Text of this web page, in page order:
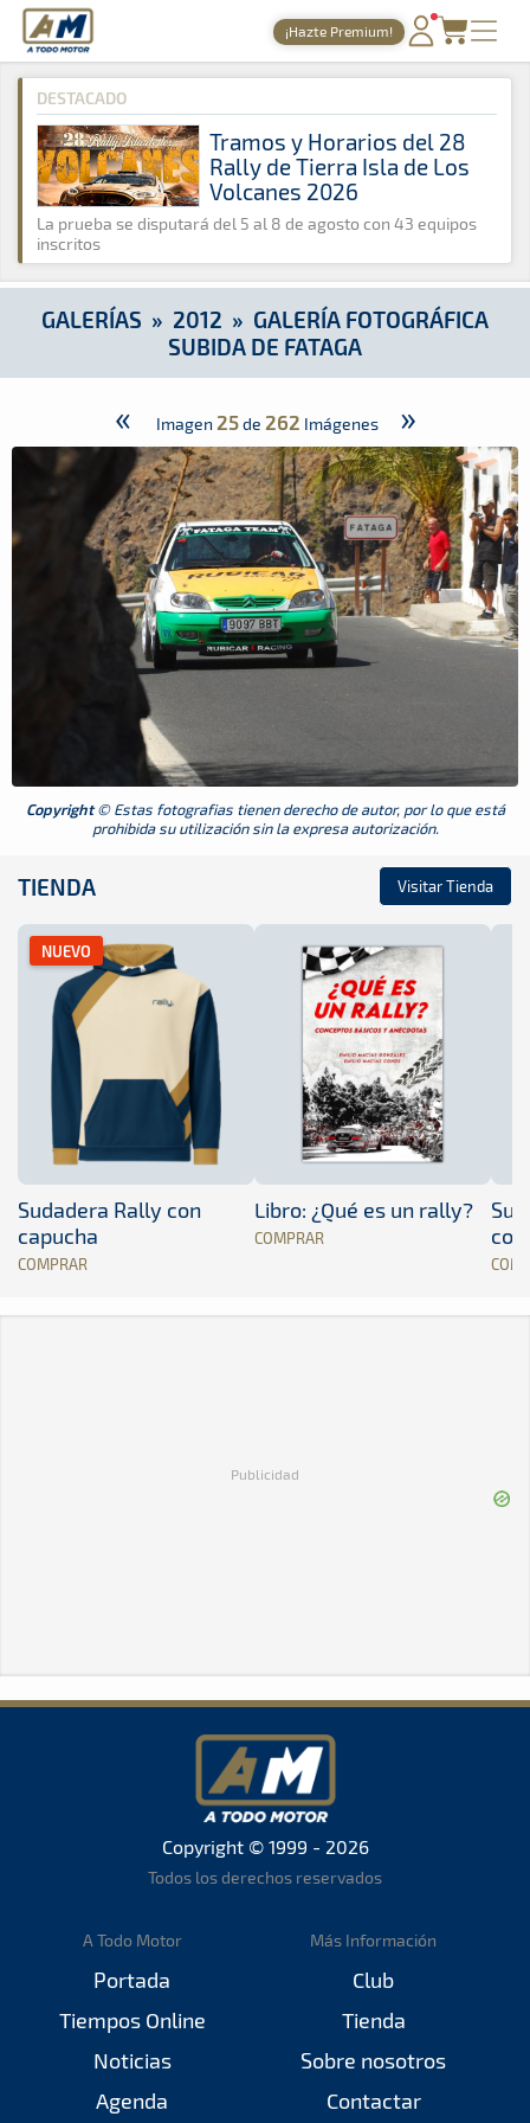
A Todo Motor · Revista del motor desde 1999
¡Hazte Premium!
PORTADA
TIEMPOS ONLINE
NOTICIAS
AGENDA
GALERÍAS
TIENDA
A Todo Motor » Galerías » 2012 » Galería Fotográfica Subida
DESTACADO
Tramos y Horarios del 28
Rally de Tierra Isla de Los
Volcanes 2026
La prueba se disputará del 5 al 8 de agosto con 43 equipos
inscritos
GALERÍAS » 2012 » GALERÍA FOTOGRÁFICA
SUBIDA DE FATAGA
« Imagen 25de 262 Imágenes »
Copyright© Estas fotografias tienen derecho de autor, por lo que está
prohibida su utilización sin la expresa autorización.
TIENDA Visitar Tienda
NUEVO
Sudadera Rally con
capucha
COMPRAR
Libro: ¿Qué es un rally?
COMPRAR
Publicidad
Copyright © 1999 - 2026
Todos los derechos reservados
A Todo Motor
Portada
Tiempos Online
Noticias
Agenda
Más Información
Club
Tienda
Sobre nosotros
Contactar